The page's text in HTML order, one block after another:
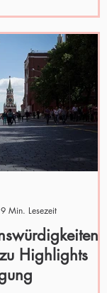
Highlights
9 Min. Lesezeit